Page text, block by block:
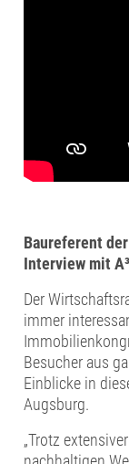
Baureferent
Interview mit
Der
immer
Besucher aus
Einblicke in
Augsburg.
„Trotz